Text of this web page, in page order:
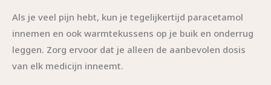
Als je veel pijn hebt, kun je tegelijkertijd paracetamol
innemen en ook warmtekussens op je buik en onderrug
leggen. Zorg ervoor dat je alleen de aanbevolen dosis
van elk medicijn inneemt.